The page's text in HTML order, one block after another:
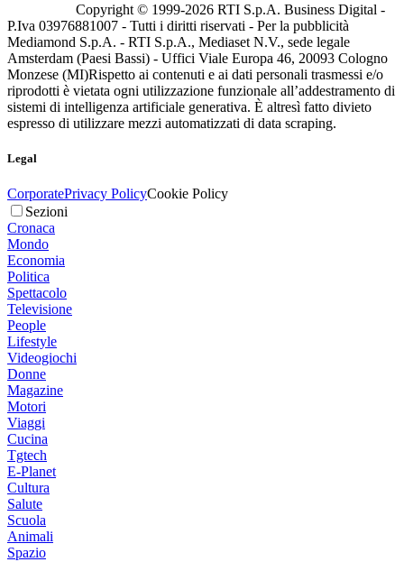
Copyright © 1999-2026 RTI S.p.A. Business Digital -
P.Iva 03976881007 - Tutti i diritti riservati - Per la pubblicità
Mediamond S.p.A. - RTI S.p.A., Mediaset N.V., sede legale
Amsterdam (Paesi Bassi) - Uffici Viale Europa 46, 20093 Cologno
Monzese (MI)Rispetto ai contenuti e ai dati personali trasmessi e/o
riprodotti è vietata ogni utilizzazione funzionale all’addestramento di
sistemi di intelligenza artificiale generativa. È altresì fatto divieto
espresso di utilizzare mezzi automatizzati di data scraping.
Legal
CorporatePrivacy PolicyCookie Policy
Sezioni
Cronaca
Mondo
Economia
Politica
Spettacolo
Televisione
People
Lifestyle
Videogiochi
Donne
Magazine
Motori
Viaggi
Cucina
Tgtech
E-Planet
Cultura
Salute
Scuola
Animali
Spazio